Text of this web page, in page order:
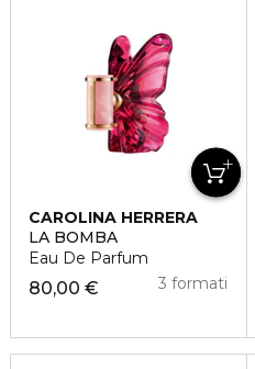
CAROLINA HERRERA
LA BOMBA
Eau De Parfum
80,00 € 3 formati